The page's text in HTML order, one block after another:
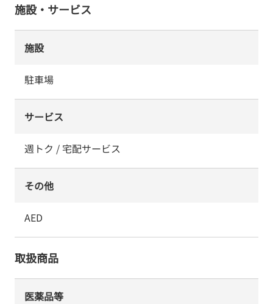
施設・サービス
施設
駐車場
サービス
週トク / 宅配サービス
その他
AED
取扱商品
医薬品等